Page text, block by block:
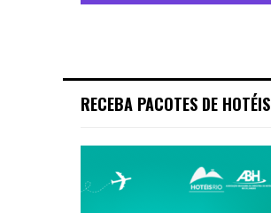
RECEBA PACOTES DE HOTÉIS